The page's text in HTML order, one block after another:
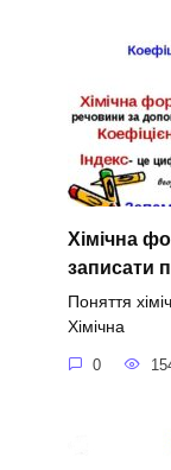
Хімічна
записати
Поняття
Хімічна
0